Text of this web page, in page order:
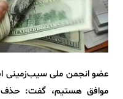
عضو انجمن ملی سیب‌زمینی
موافق هستیم، گفت: حذف